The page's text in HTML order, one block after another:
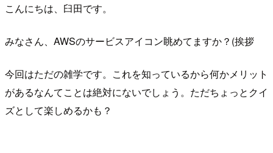
こんにちは、臼田です。
みなさん、AWSのサービスアイコン眺めてますか？(挨拶
今回はただの雑学です。これを知っているから何かメリット
があるなんてことは絶対にないでしょう。ただちょっとクイ
ズとして楽しめるかも？